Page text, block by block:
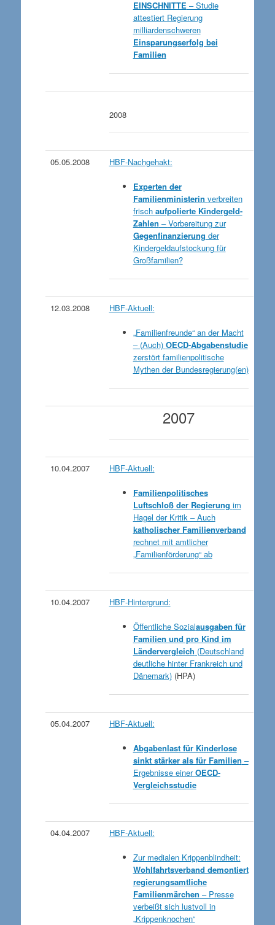
EINSCHNITTE – Studie
attestiert Regierung
milliardenschweren
Einsparungserfolg bei
Familien
2008
05.05.2008 HBF-Nachgehakt:
Experten der
Familienministerin verbreiten
frisch aufpolierte Kindergeld-
Zahlen –Vorbereitung zur
Gegenfinanzierung der
Kindergeldaufstockung für
Großfamilien?
12.03.2008 HBF-Aktuell:
„Familienfreunde“ an der Macht
– (Auch) OECD-Abgabenstudie
zerstört familienpolitische
Mythen der Bundesregierung(en)
2007
10.04.2007 HBF-Aktuell:
Familienpolitisches
Luftschloß der Regierung im
Hagel der Kritik – Auch
katholischer Familienverband
rechnet mit amtlicher
„Familienförderung“ ab
10.04.2007 HBF-Hintergrund:
Öffentliche Sozialausgaben für
Familien und pro Kind im
Ländervergleich (Deutschland
deutliche hinter Frankreich und
Dänemark)(HPA)
05.04.2007 HBF-Aktuell:
Abgabenlast für Kinderlose
sinkt stärker als für Familien –
Ergebnisse einerOECD-
Vergleichsstudie
04.04.2007 HBF-Aktuell:
Zur medialen Krippenblindheit:
Wohlfahrtsverband demontiert
regierungsamtliche
Familienmärchen – Presse
verbeißt sich lustvoll in
„Krippenknochen“